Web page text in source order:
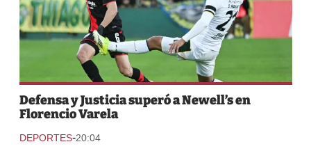
Defensa y Justicia superó a Newell’s en
Florencio Varela
DEPORTES-20:04